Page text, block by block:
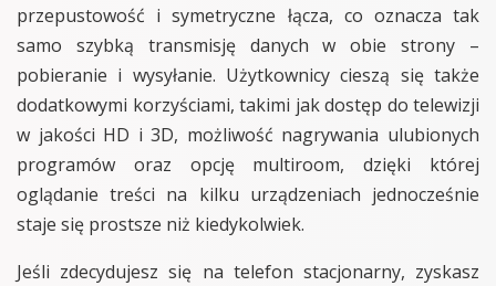
przepustowość i symetryczne łącza, co oznacza tak
samo szybką transmisję danych w obie strony –
pobieranie i wysyłanie. Użytkownicy cieszą się także
dodatkowymi korzyściami, takimi jak dostęp do telewizji
w jakości HD i 3D, możliwość nagrywania ulubionych
programów oraz opcję multiroom, dzięki której
oglądanie treści na kilku urządzeniach jednocześnie
staje się prostsze niż kiedykolwiek.
Jeśli zdecydujesz się na telefon stacjonarny, zyskasz